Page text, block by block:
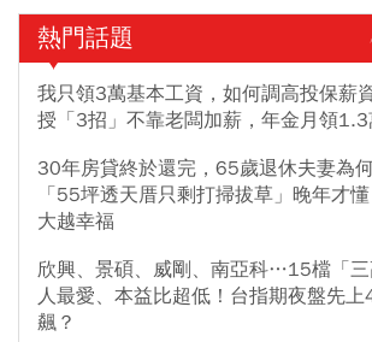
熱門話題
我只領3萬基本工資，如何調高投保薪
授「3招」不靠老闆加薪，年金月領
30年房貸終於還完，65歲退休夫妻為
「55坪透天厝只剩打掃拔草」晚年才
大越幸福
欣興、景碩、威剛、南亞科…15檔「
人最愛、本益比超低！台指期夜盤先
飆？